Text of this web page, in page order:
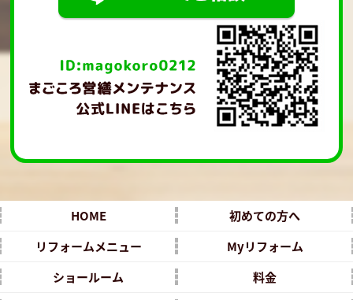
HOME
初めての方へ
リフォームメニュー
Myリフォーム
ショールーム
料金